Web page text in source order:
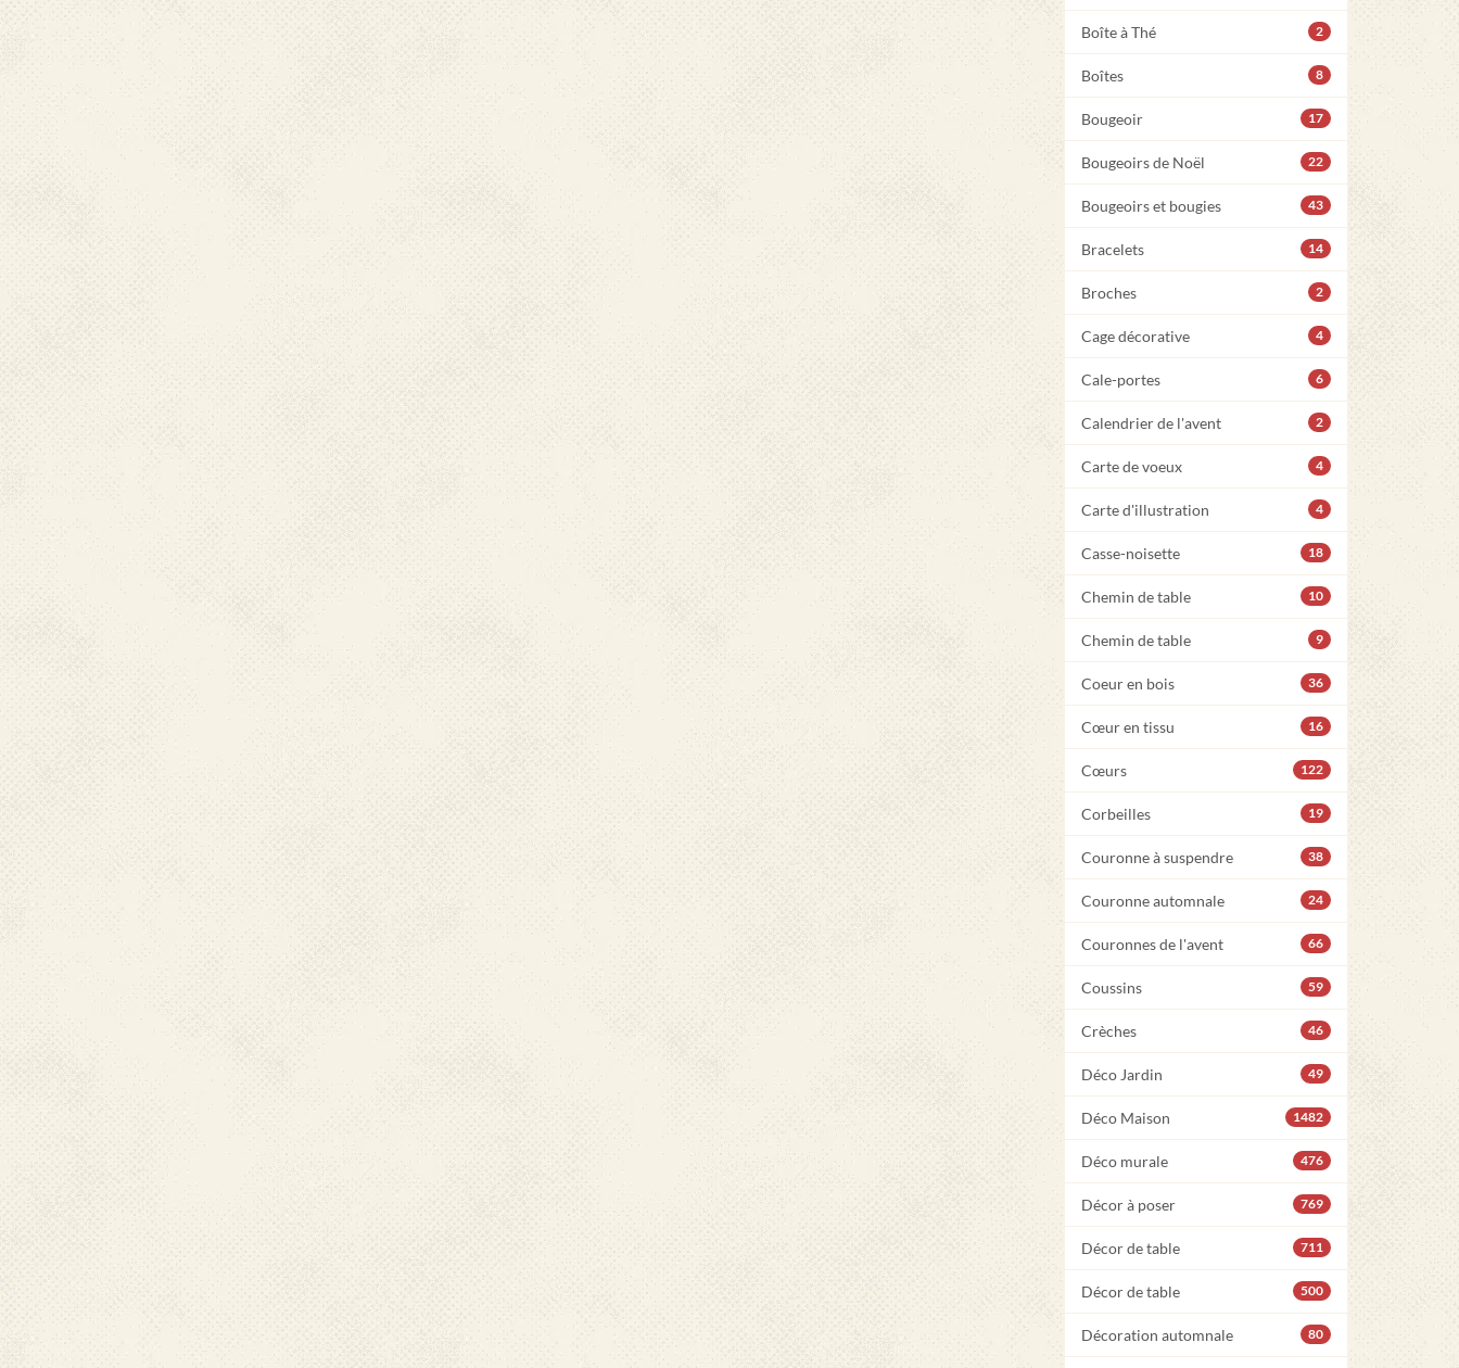
Boîte à Thé 2
Boîtes 8
Bougeoir 17
Bougeoirs de Noël 22
Bougeoirs et bougies 43
Bracelets 14
Broches 2
Cage décorative 4
Cale-portes 6
Calendrier de l'avent 2
Carte de voeux 4
Carte d'illustration 4
Casse-noisette 18
Chemin de table 10
Chemin de table 9
Coeur en bois 36
Cœur en tissu 16
Cœurs 122
Corbeilles 19
Couronne à suspendre 38
Couronne automnale 24
Couronnes de l'avent 66
Coussins 59
Crèches 46
Déco Jardin 49
Déco Maison 1482
Déco murale 476
Décor à poser 769
Décor de table 711
Décor de table 500
Décoration automnale 80